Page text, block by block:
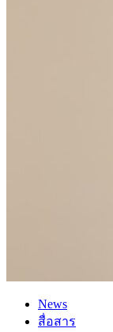
News
สื่อสาร